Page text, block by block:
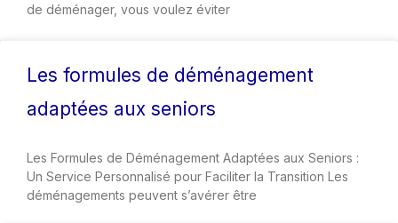
de déménager, vous voulez éviter
Les formules de déménagement
adaptées aux seniors
Les Formules de Déménagement Adaptées aux Seniors :
Un Service Personnalisé pour Faciliter la Transition Les
déménagements peuvent s’avérer être